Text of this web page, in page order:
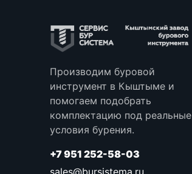
Производим буровой
инструмент в Кыштыме и
помогаем подобрать
комплектацию под реальные
условия бурения.
+7 951 252-58-03
sales@bursistema.ru